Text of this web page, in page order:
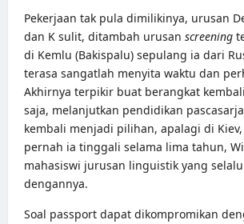
Pekerjaan tak pula dimilikinya, urusan
dan K sulit, ditambah urusan screening
di Kemlu (Bakispalu) sepulang ia dari
terasa sangatlah menyita waktu dan
Akhirnya terpikir buat berangkat
saja, melanjutkan pendidikan
kembali menjadi pilihan, apalagi di
pernah ia tinggali selama lima tahun,
mahasiswi jurusan linguistik yang
dengannya.
Soal passport dapat dikompromikan